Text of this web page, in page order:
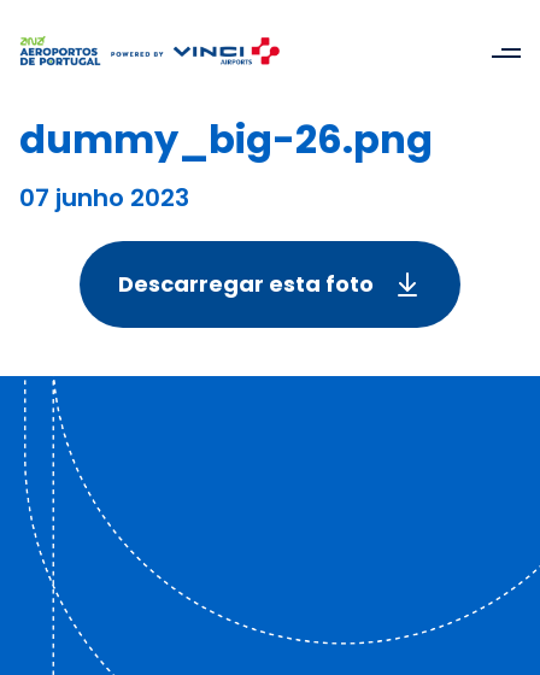
dummy_big-26.png
07 junho 2023
Descarregar esta foto